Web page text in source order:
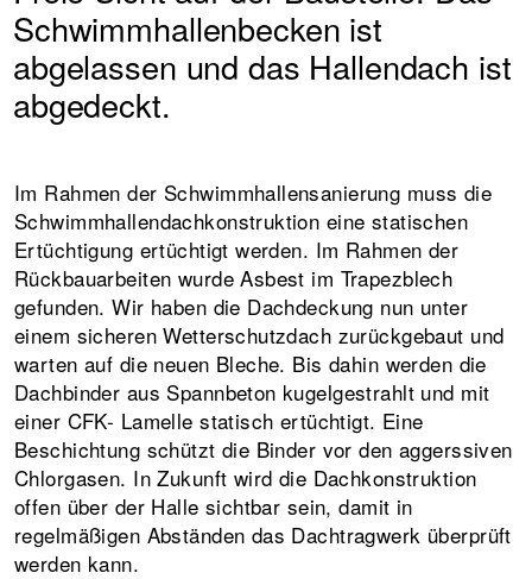
Schwimmhallenbecken ist
abgelassen und das Hallendach ist
abgedeckt.
Im Rahmen der Schwimmhallensanierung muss die
Schwimmhallendachkonstruktion eine statischen
Ertüchtigung ertüchtigt werden. Im Rahmen der
Rückbauarbeiten wurde Asbest im Trapezblech
gefunden. Wir haben die Dachdeckung nun unter
einem sicheren Wetterschutzdach zurückgebaut und
warten auf die neuen Bleche. Bis dahin werden die
Dachbinder aus Spannbeton kugelgestrahlt und mit
einer CFK- Lamelle statisch ertüchtigt. Eine
Beschichtung schützt die Binder vor den aggerssiven
Chlorgasen. In Zukunft wird die Dachkonstruktion
offen über der Halle sichtbar sein, damit in
regelmäßigen Abständen das Dachtragwerk überprüft
werden kann.